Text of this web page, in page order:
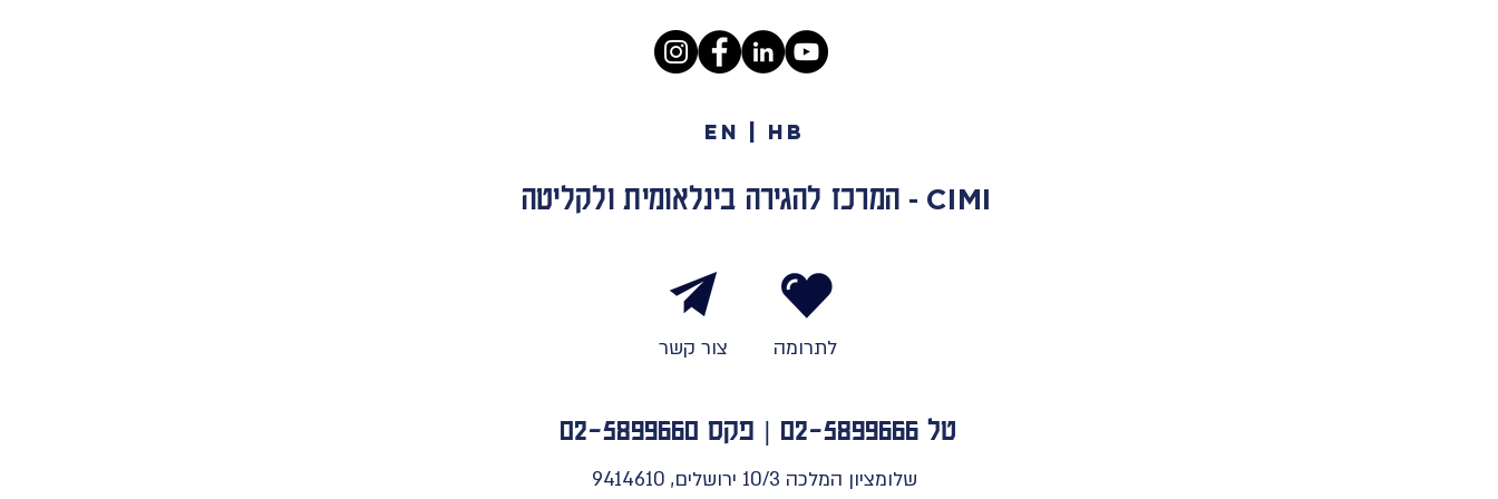
EN | HB
CIMI
- המרכז להגירה בינלאומית ולקליטה
צור קשר לתרומה
טל 02-5899666 | פקס 02-5899660
שלומציון המלכה 10/3 ירושלים, 9414610